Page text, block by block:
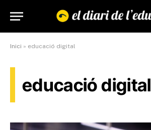
Inici » educació digital
educació digital